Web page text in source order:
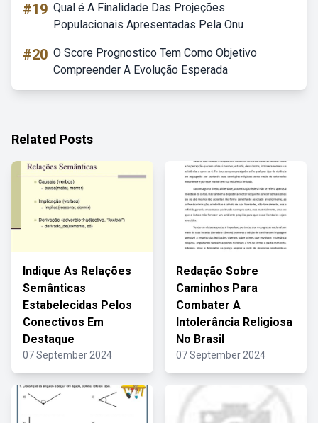
#19 Qual é A Finalidade Das Projeções
Populacionais Apresentadas Pela Onu
#20 O Score Prognostico Tem Como Objetivo
Compreender A Evolução Esperada
Related Posts
Indique As Relações
Semânticas
Estabelecidas Pelos
Conectivos Em
Destaque
07 September 2024
Redação Sobre
Caminhos Para
Combater A
Intolerância Religiosa
No Brasil
07 September 2024